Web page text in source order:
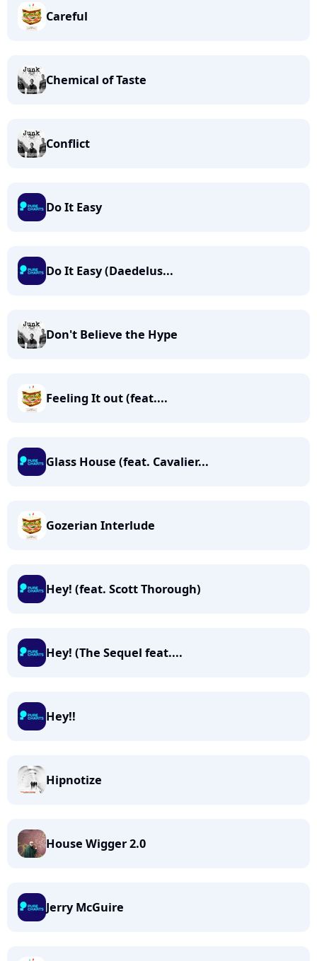
Careful
Chemical of Taste
Conflict
Do It Easy
Do It Easy (Daedelus...
Don't Believe the Hype
Feeling It out (feat....
Glass House (feat. Cavalier...
Gozerian Interlude
Hey! (feat. Scott Thorough)
Hey! (The Sequel feat....
Hey!!
Hipnotize
House Wigger 2.0
Jerry McGuire